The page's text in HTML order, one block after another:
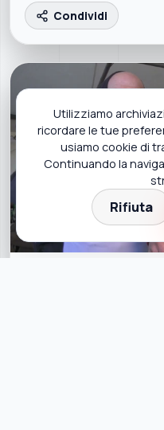
Condividi
Utilizziamo
ricordare le tue
usiamo cookie di
Continuando la
Rifiuta